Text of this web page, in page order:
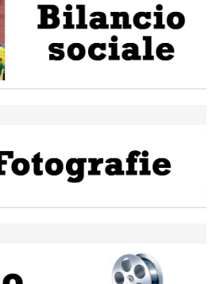
valorizzi le nostre specificità"